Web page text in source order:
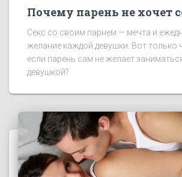
Почему парень не хочет
Секс со своим парнем — мечта и
желание каждой девушки. Вот только
если парень сам не желает
девушкой?